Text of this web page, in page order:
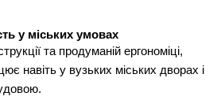
у міських умовах
та продуманій ергономіці,
навіть у вузьких міських дворах і